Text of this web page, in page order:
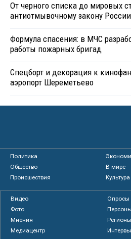
От черного списка до мировых
антиотмывочному закону России
Формула спасения: в МЧС
работы пожарных бригад
Спецборт и декорация к
аэропорт Шереметьево
Политика
Общество
В мире
Происшествия
Культура
Видео
Опросы
Фото
Персоны
Мнения
Регионы
Медиацентр